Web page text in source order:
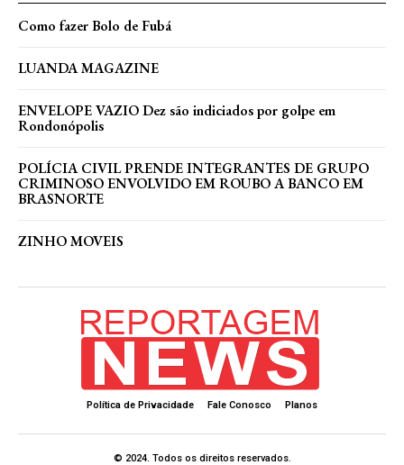
Como fazer Bolo de Fubá
LUANDA MAGAZINE
ENVELOPE VAZIO Dez são indiciados por golpe em
Rondonópolis
POLÍCIA CIVIL PRENDE INTEGRANTES DE GRUPO
CRIMINOSO ENVOLVIDO EM ROUBO A BANCO EM
BRASNORTE
ZINHO MOVEIS
Política de Privacidade Fale Conosco Planos
© 2024. Todos os direitos reservados.